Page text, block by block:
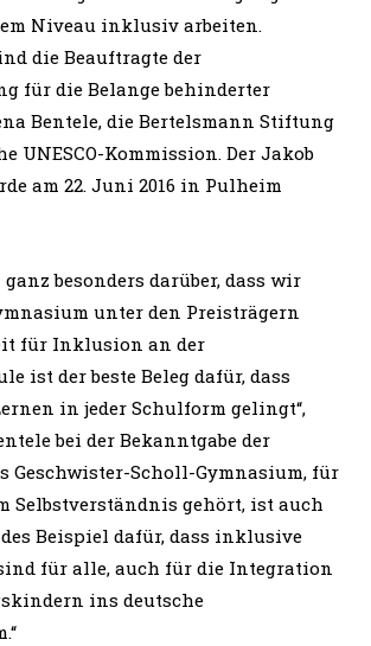
Niveau inklusiv arbeiten.
die Beauftragte der
für die Belange behinderter
Bentele, die Bertelsmann Stiftung
UNESCO-Kommission. Der Jakob
am 22. Juni 2016 in Pulheim
besonders darüber, dass wir
unter den Preisträgern
für Inklusion an der
ist der beste Beleg dafür, dass
in jeder Schulform gelingt“,
bei der Bekanntgabe der
Geschwister-Scholl-Gymnasium, für
Selbstverständnis gehört, ist auch
Beispiel dafür, dass inklusive
für alle, auch für die Integration
ins deutsche